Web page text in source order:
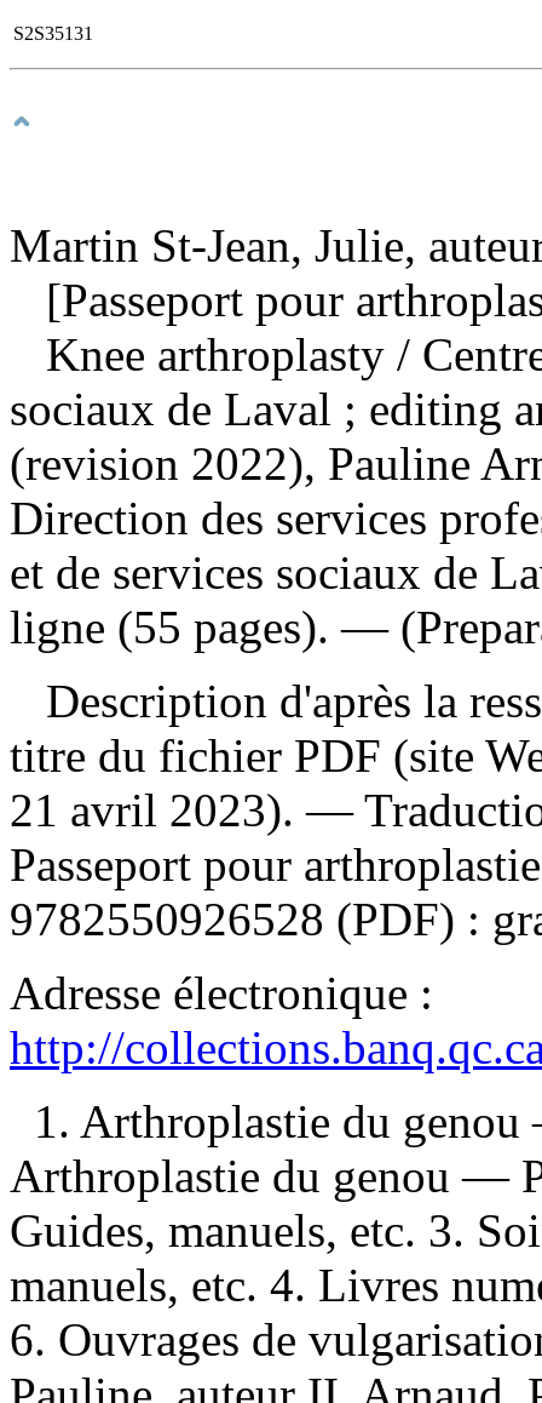
S2S35131
Martin St-Jean, Julie,
[Passeport pour
Knee arthroplasty /
sociaux de Laval ; editing
(revision 2022), Pauline
Direction des services
et de services sociaux de
ligne (55 pages). —
Description d'après la
titre du fichier PDF (site
21 avril 2023). —
Passeport pour
9782550926528 (PDF) :
Adresse électronique :
http://
1. Arthroplastie du
Arthroplastie du genou —
Guides, manuels, etc. 3.
manuels, etc. 4. Livres
6. Ouvrages de